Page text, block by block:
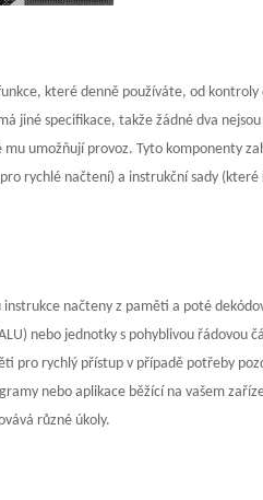
které denně používáte, od
jiné specifikace, takže žádné dva
umožňují provoz. Tyto komponenty
rychlé načtení) a instrukční sady (které
načteny z paměti a poté
nebo jednotky s pohyblivou řádovou
pro rychlý přístup v případě potřeby
nebo aplikace běžící na vašem
různé úkoly.